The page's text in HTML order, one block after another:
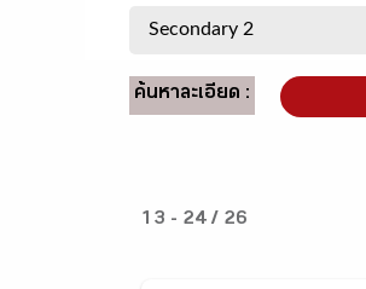
ค้นหาละเอียด :
13 - 24 / 26